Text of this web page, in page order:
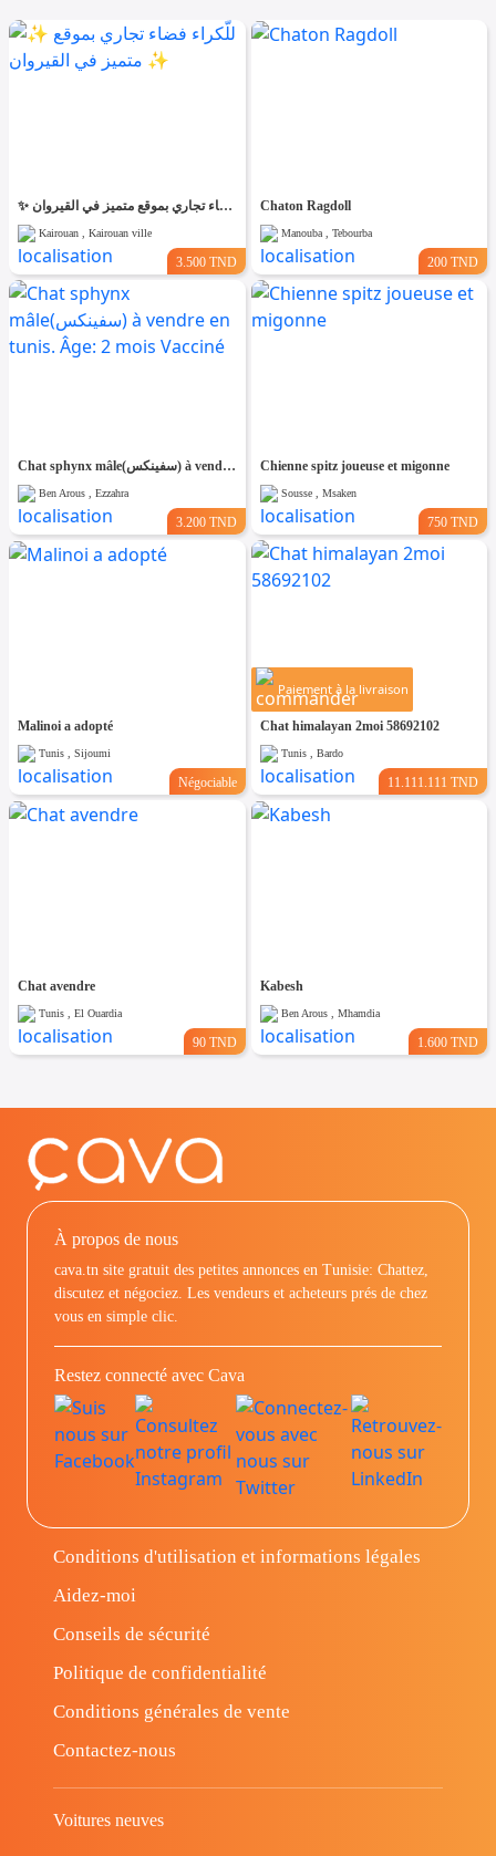
✨ للّكراء فضاء تجاري بموقع متميز في القيروان ✨
Kairouan , Kairouan ville
3.500 TND
Chaton Ragdoll
Manouba , Tebourba
200 TND
Chat sphynx mâle(سفينكس) à vendre en tunis. Âge: 2 mois Vacciné
Ben Arous , Ezzahra
3.200 TND
Chienne spitz joueuse et migonne
Sousse , Msaken
750 TND
Malinoi a adopté
Tunis , Sijoumi
Négociable
Paiement à la livraison
Chat himalayan 2moi 58692102
Tunis , Bardo
11.111.111 TND
Chat avendre
Tunis , El Ouardia
90 TND
Kabesh
Ben Arous , Mhamdia
1.600 TND
À propos de nous
cava.tn site gratuit des petites annonces en Tunisie: Chattez,
discutez et négociez. Les vendeurs et acheteurs prés de chez
vous en simple clic.
Restez connecté avec Cava
Conditions d'utilisation et informations légales
Aidez-moi
Conseils de sécurité
Politique de confidentialité
Conditions générales de vente
Contactez-nous
Voitures neuves